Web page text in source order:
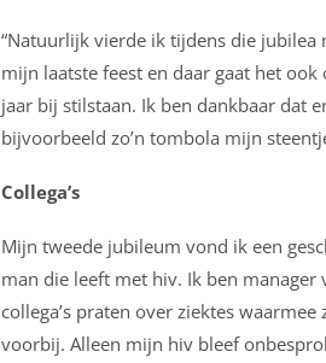
“Natuurlijk vierde ik tijdens die jubilea
mijn laatste feest en daar gaat het
jaar bij stilstaan. Ik ben dankbaar dat
bijvoorbeeld zo’n tombola mijn
Collega’s
Mijn tweede jubileum vond ik een
man die leeft met hiv. Ik ben
collega’s praten over ziektes
voorbij. Alleen mijn hiv bleef